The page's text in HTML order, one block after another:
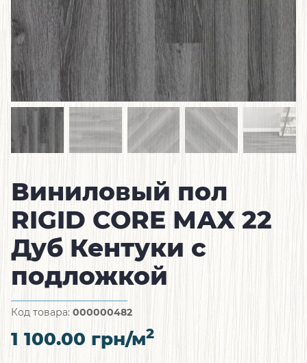
Виниловый пол
RIGID CORE МАХ 22
Дуб Кентуки с
подложкой
Код товара: 000000482
1 100.00 грн/м2